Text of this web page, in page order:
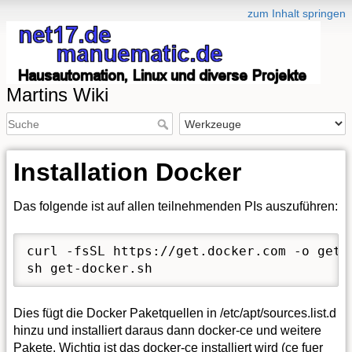
zum Inhalt springen
Martins Wiki
Installation Docker
Das folgende ist auf allen teilnehmenden PIs auszuführen:
curl -fsSL https://get.docker.com -o get-
sh get-docker.sh
Dies fügt die Docker Paketquellen in /etc/apt/sources.list.d
hinzu und installiert daraus dann docker-ce und weitere
Pakete. Wichtig ist das docker-ce installiert wird (ce fuer